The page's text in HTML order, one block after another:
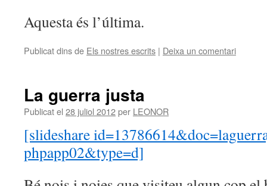
Aquesta és l’última.
Publicat dins de Els nostres escrits | Deixa un comentari
La guerra justa
Publicat el 28 juliol 2012per LEONOR
[slideshare
phpapp02&type=d]